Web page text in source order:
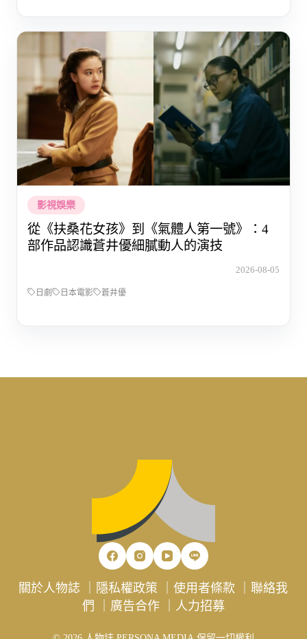
影視娛樂
從《扶桑花女孩》到《氣體人第一號》：4
部作品認識蒼井優細膩動人的演技
2026-08-05
日劇 日本電影 蒼井優
關於人物誌 隱私權政策 ｜使用者條款 ｜聯絡我
們
廣告合作｜ 人力招募